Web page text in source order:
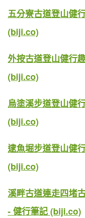
五分寮古道登山健
(biji.co)
外按古道登山健行
(biji.co)
烏塗溪步道登山健
(biji.co)
逮魚堀步道登山健
(biji.co)
溪畔古道連走四堵
-健行筆記 (biji.co)